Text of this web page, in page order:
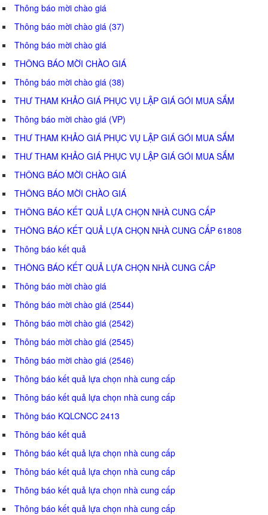
Thông báo mời chào giá
Thông báo mời chào giá (37)
Thông báo mời chào giá
THÔNG BÁO MỜI CHÀO GIÁ
Thông báo mời chào giá (38)
THƯ THAM KHẢO GIÁ PHỤC VỤ LẬP GIÁ GÓI MUA SẮM
Thông báo mời chào giá (VP)
THƯ THAM KHẢO GIÁ PHỤC VỤ LẬP GIÁ GÓI MUA SẮM
THƯ THAM KHẢO GIÁ PHỤC VỤ LẬP GIÁ GÓI MUA SẮM
THÔNG BÁO MỜI CHÀO GIÁ
THÔNG BÁO MỜI CHÀO GIÁ
THÔNG BÁO KẾT QUẢ LỰA CHỌN NHÀ CUNG CẤP
THÔNG BÁO KẾT QUẢ LỰA CHỌN NHÀ CUNG CẤP 61808
Thông báo kết quả
THÔNG BÁO KẾT QUẢ LỰA CHỌN NHÀ CUNG CẤP
Thông báo mời chào giá
Thông báo mời chào giá (2544)
Thông báo mời chào giá (2542)
Thông báo mời chào giá (2545)
Thông báo mời chào giá (2546)
Thông báo kết quả lựa chọn nhà cung cấp
Thông báo kết quả lựa chọn nhà cung cấp
Thông báo KQLCNCC 2413
Thông báo kết quả
Thông báo kết quả lựa chọn nhà cung cấp
Thông báo kết quả lựa chọn nhà cung cấp
Thông báo kết quả lựa chọn nhà cung cấp
Thông báo kết quả lựa chọn nhà cung cấp